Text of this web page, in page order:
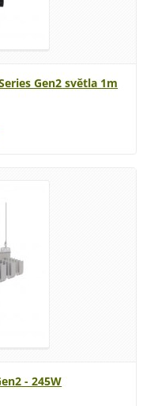
Gen2 světla 1m
- 245W